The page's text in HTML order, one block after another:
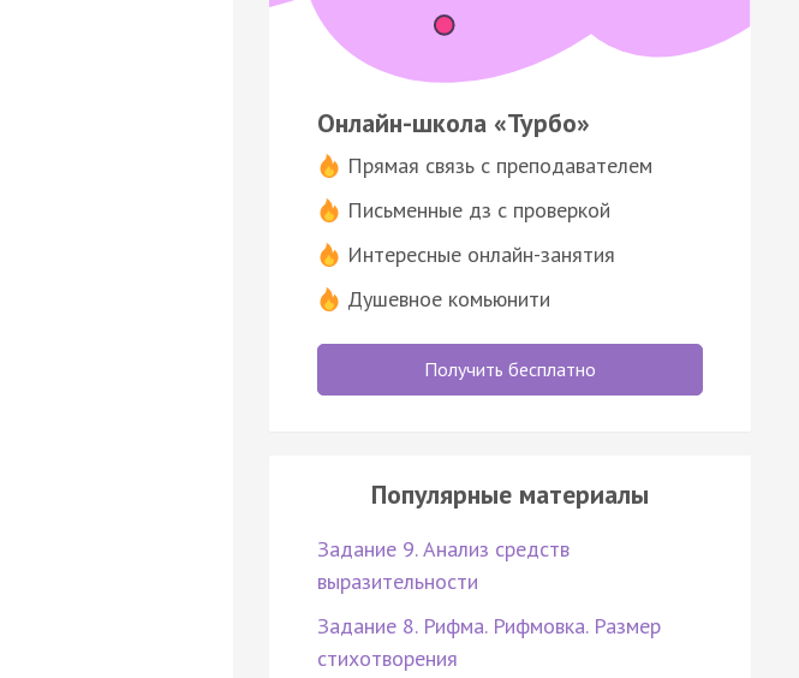
Онлайн-школа «Турбо»
Прямая связь с преподавателем
Письменные дз с проверкой
Интересные онлайн-занятия
Душевное комьюнити
Получить бесплатно
Популярные материалы
Задание 9. Анализ средств
выразительности
Задание 8. Рифма. Рифмовка. Размер
стихотворения